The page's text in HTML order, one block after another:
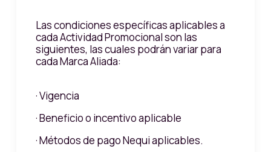
Las condiciones específicas aplicables a
cada Actividad Promocional son las
siguientes, las cuales podrán variar para
cada Marca Aliada:
· Vigencia
· Beneficio o incentivo aplicable
· Métodos de pago Nequi aplicables.